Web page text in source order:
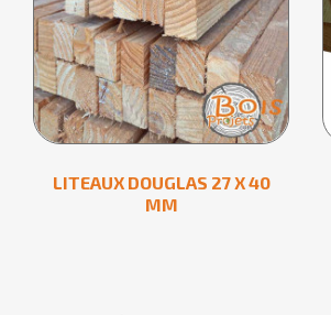
LITEAUX DOUGLAS 27 X 40
MM